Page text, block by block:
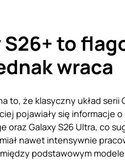
S26+ to
wraca
to, że klasyczny układ serii
pojawiały się informacje
oraz Galaxy S26 Ultra, co
nawet intensywnie
podstawowym